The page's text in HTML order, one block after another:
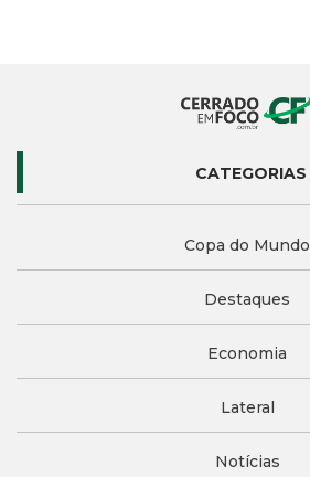
CATEGORIAS
Copa do Mundo
Destaques
Economia
Lateral
Notícias